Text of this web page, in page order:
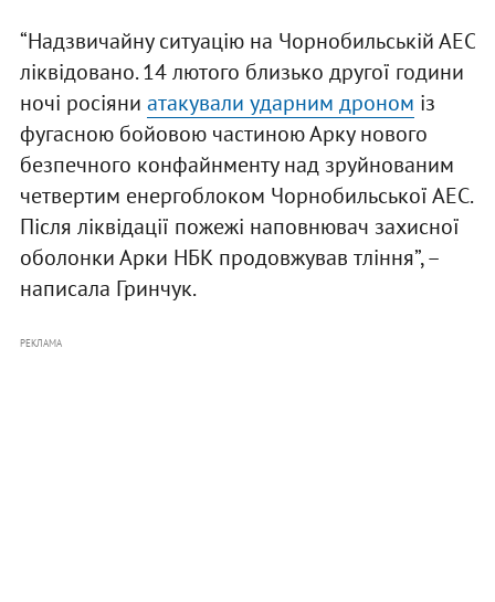
“Надзвичайну ситуацію на Чорнобильській АЕС
ліквідовано. 14 лютого близько другої години
ночі росіяни атакували ударним дроном із
фугасною бойовою частиною Арку нового
безпечного конфайнменту над зруйнованим
четвертим енергоблоком Чорнобильської АЕС.
Після ліквідації пожежі наповнювач захисної
оболонки Арки НБК продовжував тління”, –
написала Гринчук.
РЕКЛАМА